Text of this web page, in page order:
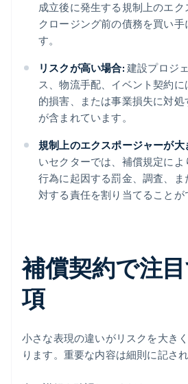
成立後に発生する規制上のエ
クロージング前の債務を買い手
す。
リスクが高い場合: 建設プロジ
ス、物流手配、イベント契約
的損害、または事業損失に対
が含まれています。
規制上のエクスポージャーが大
いセクターでは、補償規定に
行為に起因する罰金、調査、
対する責任を割り当てることが
補償契約で注
項
小さな表現の違いがリスクを大き
ります。重要な内容は細則に記され